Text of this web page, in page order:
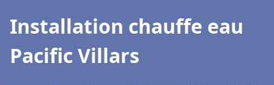
Installation chauffe eau
Pacific Villars